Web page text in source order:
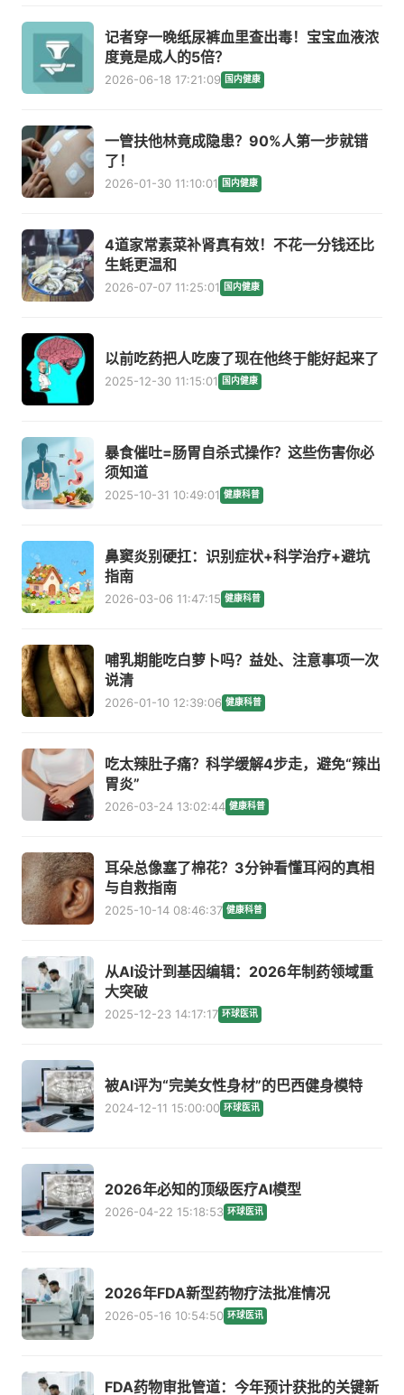
记者穿一晚纸尿裤血里查出毒！宝宝血液浓
度竟是成人的5倍？
2026-06-18 17:21:09 国内健康
一管扶他林竟成隐患？90%人第一步就错
了！
2026-01-30 11:10:01 国内健康
4道家常素菜补肾真有效！不花一分钱还比
生蚝更温和
2026-07-07 11:25:01 国内健康
以前吃药把人吃废了现在他终于能好起来了
2025-12-30 11:15:01 国内健康
暴食催吐=肠胃自杀式操作？这些伤害你必
须知道
2025-10-31 10:49:01 健康科普
鼻窦炎别硬扛：识别症状+科学治疗+避坑
指南
2026-03-06 11:47:15 健康科普
哺乳期能吃白萝卜吗？益处、注意事项一次
说清
2026-01-10 12:39:06 健康科普
吃太辣肚子痛？科学缓解4步走，避免“辣出
胃炎”
2026-03-24 13:02:44 健康科普
耳朵总像塞了棉花？3分钟看懂耳闷的真相
与自救指南
2025-10-14 08:46:37 健康科普
从AI设计到基因编辑：2026年制药领域重
大突破
2025-12-23 14:17:17 环球医讯
被AI评为“完美女性身材”的巴西健身模特
2024-12-11 15:00:00 环球医讯
2026年必知的顶级医疗AI模型
2026-04-22 15:18:53 环球医讯
2026年FDA新型药物疗法批准情况
2026-05-16 10:54:50 环球医讯
FDA药物审批管道：今年预计获批的关键新